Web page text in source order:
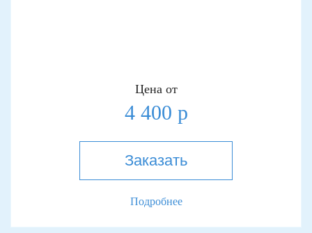
Цена от
4 400 р
Заказать
Подробнее